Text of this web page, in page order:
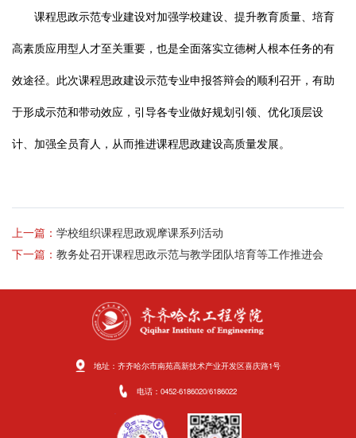
课程思政示范专业建设对加强学校建设、提升教育质量、培育
高素质应用型人才至关重要，也是全面落实立德树人根本任务的有
效途径。此次课程思政建设示范专业申报答辩会的顺利召开，有助
于形成示范和带动效应，引导各专业做好规划引领、优化顶层设
计、加强全员育人，从而推进课程思政建设高质量发展。
上一篇： 学校组织课程思政观摩课系列活动
下一篇： 教务处召开课程思政示范与教学团队培育等工作推进会
地址：齐齐哈尔市南苑高新技术产业开发区喜庆路1号
电话：0452-6186020/6186022